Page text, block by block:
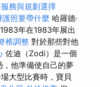
務與規劃選擇
護照要帶什麼 哈羅德·
年在1983年展出
椎調整 對於那些對他
佐迪（Zodi）是一個
他準備使自己的夢
大型比賽時，寶貝